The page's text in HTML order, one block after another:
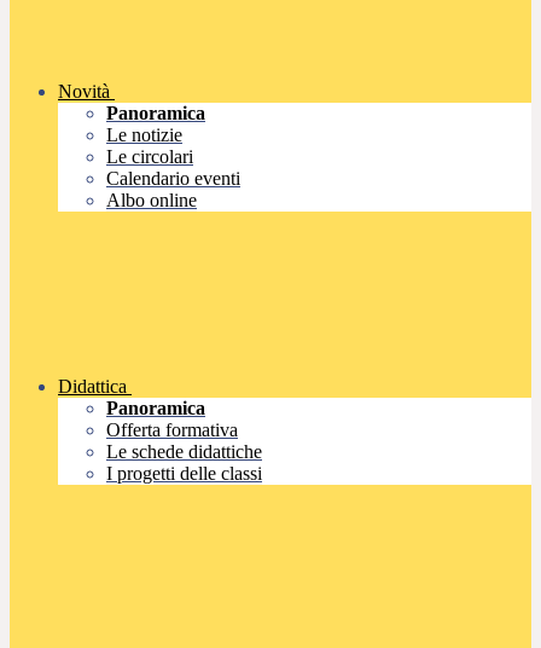
Novità
Panoramica
Le notizie
Le circolari
Calendario eventi
Albo online
Didattica
Panoramica
Offerta formativa
Le schede didattiche
I progetti delle classi